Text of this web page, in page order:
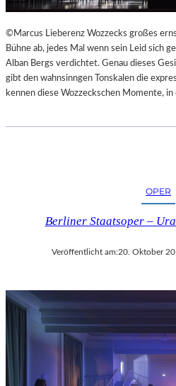
©Marcus Lieberenz Wozzecks großes
Bühne ab, jedes Mal wenn sein Leid sich
Alban Bergs verdichtet. Genau dieses
gibt den wahnsinngen Tonskalen die
kennen diese Wozzeckschen Momente,
OPER
Berliner Staatsoper –
Veröffentlicht am:20. Oktober